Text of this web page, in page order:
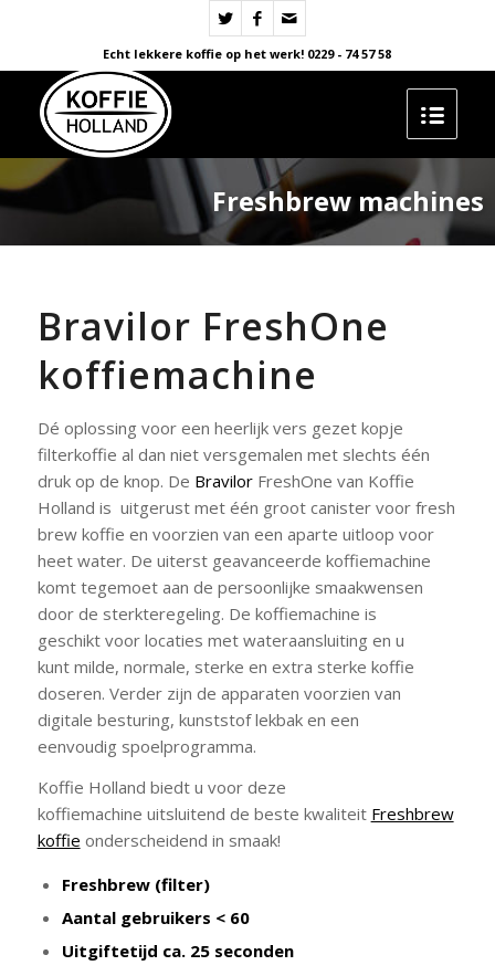
Echt lekkere koffie op het werk! 0229 - 74 57 58
Freshbrew machines
Bravilor FreshOne
koffiemachine
Dé oplossing voor een heerlijk vers gezet kopje
filterkoffie al dan niet versgemalen met slechts één
druk op de knop. De BravilorFreshOne van Koffie
Holland is uitgerust met één groot canister voor fresh
brew koffie en voorzien van een aparte uitloop voor
heet water. De uiterst geavanceerde koffiemachine
komt tegemoet aan de persoonlijke smaakwensen
door de sterkteregeling. De koffiemachine is
geschikt voor locaties met wateraansluiting en u
kunt milde, normale, sterke en extra sterke koffie
doseren. Verder zijn de apparaten voorzien van
digitale besturing, kunststof lekbak en een
eenvoudig spoelprogramma.
Koffie Holland biedt u voor deze
koffiemachine uitsluitend de beste kwaliteit Freshbrew
koffie onderscheidend in smaak!
Freshbrew (filter)
Aantal gebruikers < 60
Uitgiftetijd ca. 25 seconden